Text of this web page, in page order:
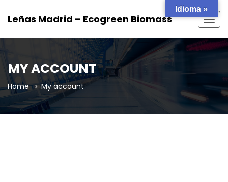
Leñas Madrid – Ecogreen Biomass
MY ACCOUNT
Home My account
Idioma »